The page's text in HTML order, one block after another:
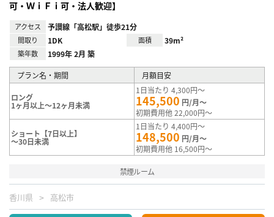
可・ＷｉＦｉ可・法人歓迎】
アクセス 予讃線「高松駅」徒歩21分
間取り 1DK 面積 39m²
築年数 1999年 2月 築
プラン名・期間 月額目安
ロング
1ヶ月以上～12ヶ月未満
1日当たり 4,300円～
145,500 円/月～
初期費用他 22,000円～
ショート【7日以上】
～30日未満
1日当たり 4,400円～
148,500 円/月～
初期費用他 16,500円～
禁煙ルーム
香川県 高松市